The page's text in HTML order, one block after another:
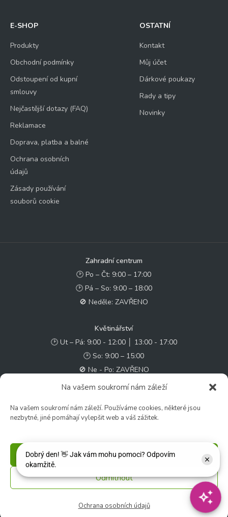
Na vašem soukromí nám záleží
Na vašem soukromí nám záleží. Používáme cookies, některé jsou
nezbytné, jiné pomáhají vylepšit web a váš zážitek.
Příjmout
Odmítnout
Ochrana osobních údajů
E-SHOP
Produkty
Obchodní podmínky
Odstoupení od kupní
smlouvy
Nejčastější dotazy (FAQ)
Reklamace
Doprava, platba a balné
Ochrana osobních
údajů
Zásady používání
souborů cookie
OSTATNÍ
Kontakt
Můj účet
Dárkové poukazy
Rady a tipy
Novinky
Zahradní centrum
🕑 Po – Čt: 9:00 – 17:00
🕑 Pá – So: 9:00 – 18:00
🚫 Neděle: ZAVŘENO
Květinářství
🕑 Ut – Pá: 9:00 - 12:00 │ 13:00 - 17:00
🕑 So: 9:00 – 15:00
🚫 Ne - Po: ZAVŘENO
✉️ e-shop@zcstrakovo.cz
© 2026 Zahradní centrum "Strakovo" s.r.o. – Všechna práva vyhrazena. |
Vytvořilo
inetio s. r. o.